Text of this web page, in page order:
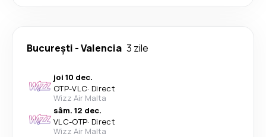
București -Valencia 3 zile
joi 10 dec.
OTP-VLC· Direct
Wizz Air Malta
sâm. 12 dec.
VLC-OTP· Direct
Wizz Air Malta